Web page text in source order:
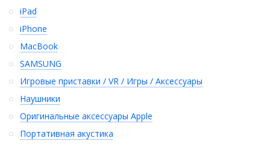
iPad
iPhone
MacBook
SAMSUNG
Игровые приставки / VR / Игры / Аксессуары
Наушники
Оригинальные аксессуары Apple
Портативная акустика